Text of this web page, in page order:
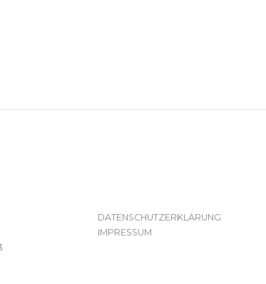
DATENSCHUTZERKLÄRUNG
IMPRESSUM